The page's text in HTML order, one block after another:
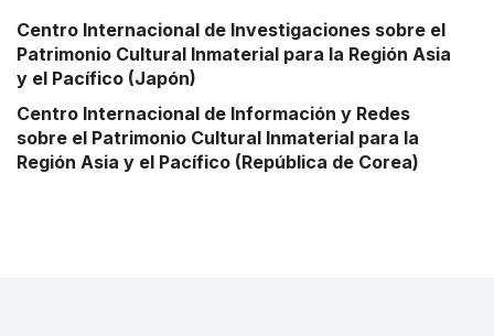
Centro Internacional de Investigaciones sobre el
Patrimonio Cultural Inmaterial para la Región Asia
y el Pacífico (Japón)
Centro Internacional de Información y Redes
sobre el Patrimonio Cultural Inmaterial para la
Región Asia y el Pacífico (República de Corea)